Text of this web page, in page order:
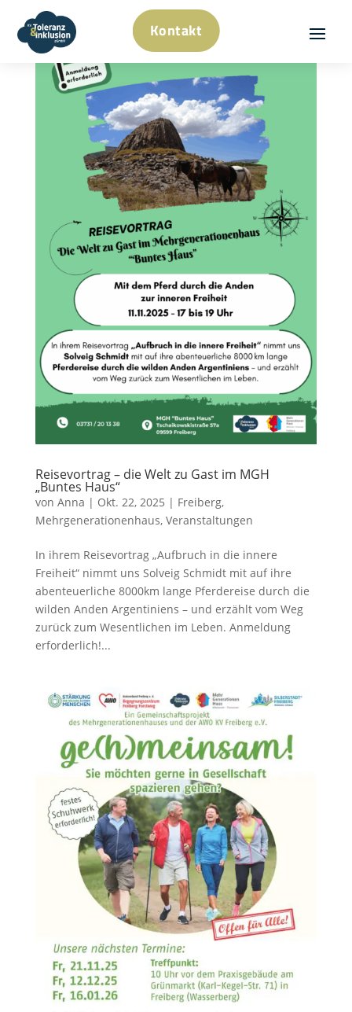
Kontakt
Reisevortrag – die Welt zu Gast im MGH
„Buntes Haus“
von Anna | Okt. 22, 2025 | Freiberg,
Mehrgenerationenhaus, Veranstaltungen
In ihrem Reisevortrag „Aufbruch in die innere
Freiheit“ nimmt uns Solveig Schmidt mit auf ihre
abenteuerliche 8000km lange Pferdereise durch die
wilden Anden Argentiniens – und erzählt vom Weg
zurück zum Wesentlichen im Leben. Anmeldung
erforderlich!...